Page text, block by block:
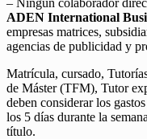
ADEN International
empresas matrices,
agencias de publicidad y
Matrícula, cursado,
de Máster (TFM), Tutor
deben considerar los
los 5 días durante la
título.